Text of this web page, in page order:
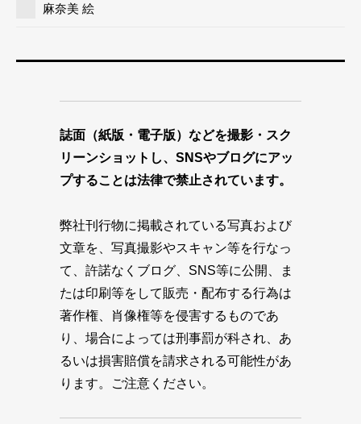
麻奈美 絵
誌面（紙版・電子版）などを撮影・スク
リーンショットし、SNSやブログにアッ
プすることは法律で禁止されています。
弊社刊行物に掲載されている写真および
文章を、写真撮影やスキャン等を行なっ
て、許諾なくブログ、SNS等に公開、ま
たは印刷等をして販売・配布する行為は
著作権、肖像権等を侵害するものであ
り、場合によっては刑事罰が科され、あ
るいは損害賠償を請求される可能性があ
ります。ご注意ください。